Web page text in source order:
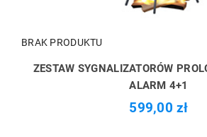
BRAK PRODUKTU
ZESTAW SYGNALIZATORÓW
ALARM 4+1
599,00 zł